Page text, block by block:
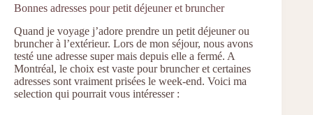
Bonnes adresses pour petit déjeuner et bruncher
Quand je voyage j’adore prendre un petit déjeuner ou
bruncher à l’extérieur. Lors de mon séjour, nous avons
testé une adresse super mais depuis elle a fermé. A
Montréal, le choix est vaste pour bruncher et certaines
adresses sont vraiment prisées le week-end. Voici ma
selection qui pourrait vous intéresser :